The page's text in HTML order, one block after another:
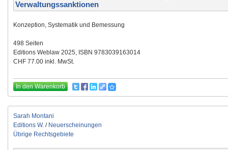
Verwaltungssanktionen
Konzeption, Systematik und Bemessung
498 Seiten
Editions Weblaw 2025, ISBN 9783039163014
CHF 77.00 inkl. MwSt.
In den Warenkorb
Sarah Montani
Editions W. / Neuerscheinungen
Übrige Rechtsgebiete